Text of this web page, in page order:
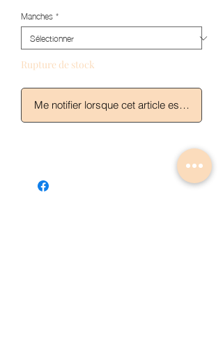
Manches*
Rupture de stock
Me notifier lorsque cet article est